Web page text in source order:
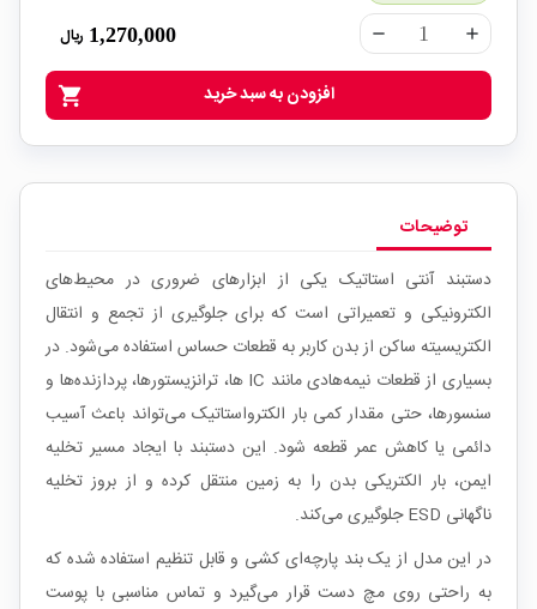
remove add
1,270,000 ریال
shopping_cart افزودن به سبد خرید
توضیحات
دستبند آنتی استاتیک یکی از ابزارهای ضروری در محیط‌های
الکترونیکی و تعمیراتی است که برای جلوگیری از تجمع و انتقال
الکتریسیته ساکن از بدن کاربر به قطعات حساس استفاده می‌شود. در
بسیاری از قطعات نیمه‌هادی مانند IC ها، ترانزیستورها، پردازنده‌ها و
سنسورها، حتی مقدار کمی بار الکترواستاتیک می‌تواند باعث آسیب
دائمی یا کاهش عمر قطعه شود. این دستبند با ایجاد مسیر تخلیه
ایمن، بار الکتریکی بدن را به زمین منتقل کرده و از بروز تخلیه
ناگهانی ESD جلوگیری می‌کند.
در این مدل از یک بند پارچه‌ای کشی و قابل تنظیم استفاده شده که
به راحتی روی مچ دست قرار می‌گیرد و تماس مناسبی با پوست